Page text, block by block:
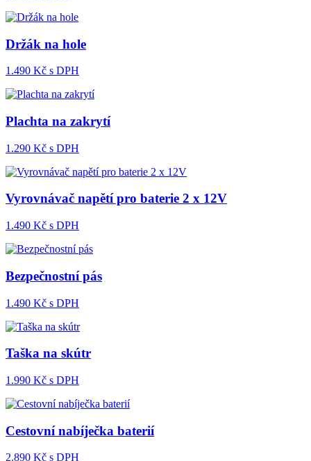
Držák na hole
1.490 Kč s DPH
Plachta na zakrytí
1.290 Kč s DPH
Vyrovnávač napětí pro baterie 2 x 12V
1.490 Kč s DPH
Bezpečnostní pás
1.490 Kč s DPH
Taška na skútr
1.990 Kč s DPH
Cestovní nabíječka baterií
2.890 Kč s DPH